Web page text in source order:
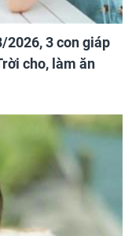
2026, 3 con giáp
cho, làm ăn